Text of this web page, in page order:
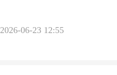
2026-06-23 12:55